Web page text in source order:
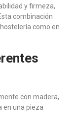
y firmeza,
combinación
como en
con madera,
en una pieza